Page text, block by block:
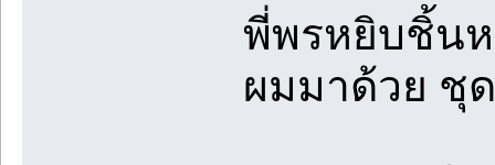
พี่พรหยิบชิ้น
ผมมาด้วย ชุ